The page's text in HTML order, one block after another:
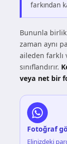
farkından
Bununla
zaman aynı
aileden farklı
sınıflandırır.
veya net bir
Fotoğraf
Elinizdeki